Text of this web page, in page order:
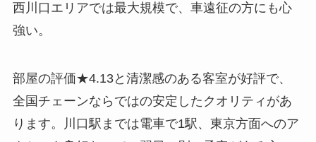
西川口エリアでは最大規模で、車遠征の方にも心
強い。
部屋の評価★4.13と清潔感のある客室が好評で、
全国チェーンならではの安定したクオリティがあ
ります。川口駅までは電車で1駅、東京方面へのア